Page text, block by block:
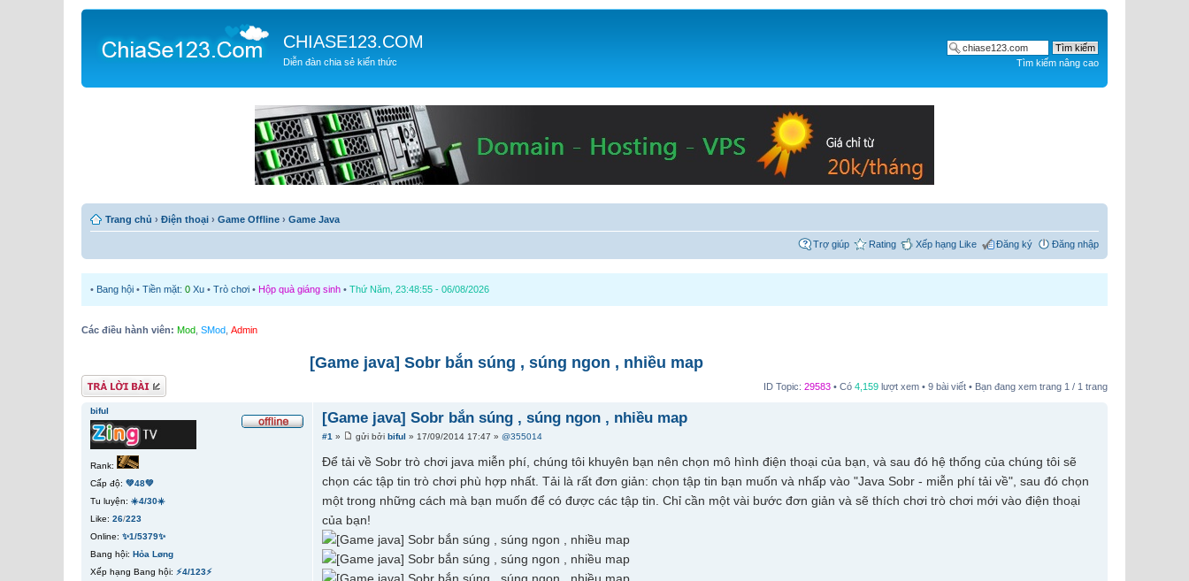
CHIASE123.COM
Diễn đàn chia sẻ kiến thức Tìm kiếm nâng cao
Trang chủ › Điện thoại › Game Offline › Game Java
Trợ giúp Rating Xếp hạng Like Đăng ký Đăng nhập
• Bang hội • Tiền mặt: 0 Xu • Trò chơi • Hộp quà giáng sinh • Thứ Năm, 23:48:55 - 06/08/2026
Các điều hành viên: Mod SMod Admin
[Game java] Sobr bắn súng , súng ngon , nhiều map
Gửi bài trả lời ID Topic: 29583 • Có 4,159 lượt xem • 9 bài viết • Bạn đang xem trang 1 / 1 trang
[Game java] Sobr bắn súng , súng ngon , nhiều map
#1 » gửi bởibiful » 17/09/2014 17:47 »@355014
Để tải về Sobr trò chơi java miễn phí, chúng tôi khuyên bạn nên chọn mô hình điện thoại của bạn, và sau đó hệ thống của chúng tôi sẽ
chọn các tập tin trò chơi phù hợp nhất. Tải là rất đơn giản: chọn tập tin bạn muốn và nhấp vào "Java Sobr - miễn phí tải về", sau đó chọn
một trong những cách mà bạn muốn để có được các tập tin. Chỉ cần một vài bước đơn giản và sẽ thích chơi trò chơi mới vào điện thoại
của bạn!
biful
Rank:
Cấp độ: 💚48💚
Tu luyện: ☀️4/30☀️
Like: 26/223
Online: ✨1/5379✨
Bang hội: Hỏa Løng
Xếp hạng Bang hội: ⚡4/123⚡